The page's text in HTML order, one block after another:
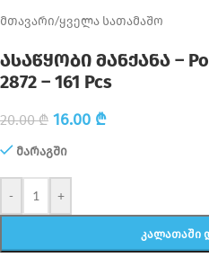
მთავარი/ყველა სათამაშო
ასაწყობი მანქანა –
2872 – 161 Pcs
20.00₾ 16.00 ₾
მარაგში
- +
ᲙᲐᲚᲐᲗᲐᲨᲘ